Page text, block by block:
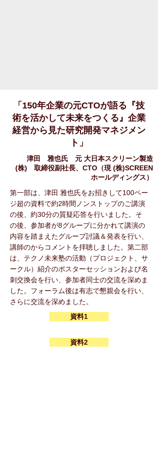
「150年企業の元CTOが語る『技
術を活かして未来をつくる』企業
経営から見た研究開発マネジメン
ト」
津田 雅也氏 元 大日本スクリーン製造
(株) 取締役副社長、CTO（現 (株)SCREEN
ホールディングス）
第一部は、津田 雅也氏をお招きして100ペー
ジ超の資料で約2時間ノンストップのご講演
の後、約30分の質疑応答を行いました。そ
の後、参加者が8グループに分かれて講演の
内容を踏まえたグループ討議＆発表を行い、
講師のからコメントを拝聴しました。第二部
は、テクノ未来塾の活動（プロジェクト、サ
ークル）紹介のポスターセッションおよび名
刺交換会を行い、参加者同士の交流を深めま
した。フォーラム後は有志で懇親会を行い、
さらに交流を深めました。
資料1
資料2